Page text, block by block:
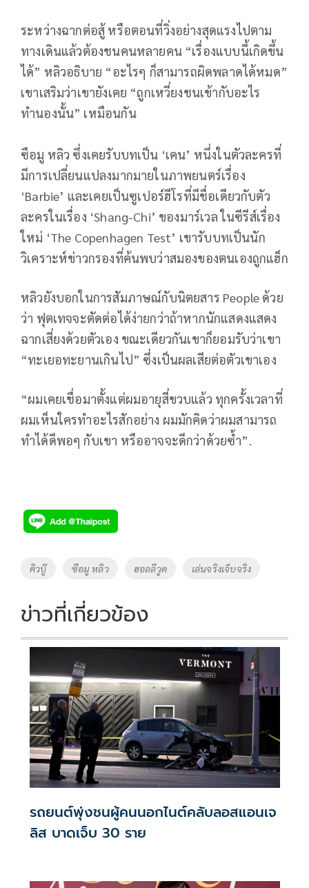
ระหว่างฉากต่อสู้ หรือตอนที่วิ่งอย่างสุดแรงไปตาม
ทางเดินแล้วต้องชนคนหลายคน “เรื่องแบบนี้เกิดขึ้น
ได้” หลิวอธิบาย “อะไรๆ ก็สามารถผิดพลาดได้หมด”
เขาเสริมว่าเขายังเคย “ถูกเหวี่ยงชนเข้ากับอะไร
ทำนองนั้น” เหมือนกัน
ซือมู หลิว ซึ่งเคยรับบทเป็น ‘เคน’ หนึ่งในตัวละครที่
มีการเปลี่ยนแปลงมากมายในภาพยนตร์เรื่อง
‘Barbie’ และเคยเป็นซูเปอร์ฮีโรที่มีชื่อเดียวกับตัว
ละครในเรื่อง ‘Shang-Chi’ ของมาร์เวล ในซีรีส์เรื่อง
ใหม่ ‘The Copenhagen Test’ เขารับบทเป็นนัก
วิเคราะห์ข่าวกรองที่ค้นพบว่าสมองของตนเองถูกแฮ็ก
หลิวยังบอกในการสัมภาษณ์กับนิตยสาร People ด้วย
ว่า ฟุตเทจจะตัดต่อได้ง่ายกว่าถ้าหากนักแสดงแสดง
ฉากเสี่ยงด้วยตัวเอง ขณะเดียวกันเขาก็ยอมรับว่าเขา
“ทะเยอทะยานเกินไป” ซึ่งเป็นผลเสียต่อตัวเขาเอง
“ผมเคยเชื่อมาตั้งแต่ผมอายุสี่ขวบแล้ว ทุกครั้งเวลาที่
ผมเห็นใครทำอะไรสักอย่าง ผมมักคิดว่าผมสามารถ
ทำได้ดีพอๆ กับเขา หรืออาจจะดีกว่าด้วยซ้ำ”.
Tags
คิวบู๊ ซือมู หลิว ฮอลลีวูด เล่นจริงเจ็บจริง
ข่าวที่เกี่ยวข้อง
รถยนต์พุ่งชนผู้คนนอกไนต์คลับลอสแอนเจ
ลิส บาดเจ็บ 30 ราย